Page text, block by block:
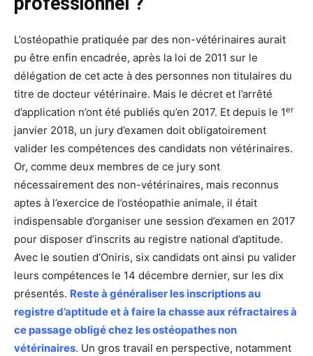
L’ostéopathie pratiquée par des non-vétérinaires aurait
pu être enfin encadrée, après la loi de 2011 sur le
délégation de cet acte à des personnes non titulaires du
titre de docteur vétérinaire. Mais le décret et l’arrêté
d’application n’ont été publiés qu’en 2017. Et depuis le 1er
janvier 2018, un jury d’examen doit obligatoirement
valider les compétences des candidats non vétérinaires.
Or, comme deux membres de ce jury sont
nécessairement des non-vétérinaires, mais reconnus
aptes à l’exercice de l’ostéopathie animale, il était
indispensable d’organiser une session d’examen en 2017
pour disposer d’inscrits au registre national d’aptitude.
Avec le soutien d’Oniris, six candidats ont ainsi pu valider
leurs compétences le 14 décembre dernier, sur les dix
présentés. Reste à généraliser les inscriptions au
registre d’aptitude et à faire la chasse aux réfractaires à
ce passage obligé chez les ostéopathes non
vétérinaires. Un gros travail en perspective, notamment